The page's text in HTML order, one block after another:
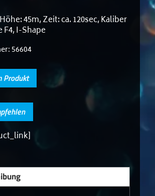
45m, Zeit: ca. 120sec, Kaliber
F4, I-Shape
56604
Produkt